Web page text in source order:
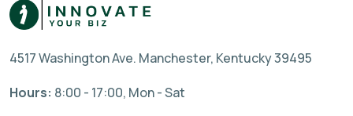
4517 Washington Ave. Manchester, Kentucky 39495
Hours: 8:00 - 17:00, Mon - Sat